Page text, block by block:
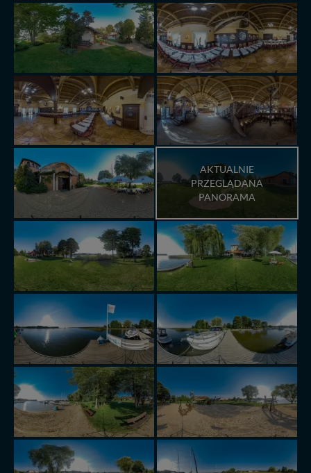
AKTUALNIE
PRZEGLĄDANA
PANORAMA